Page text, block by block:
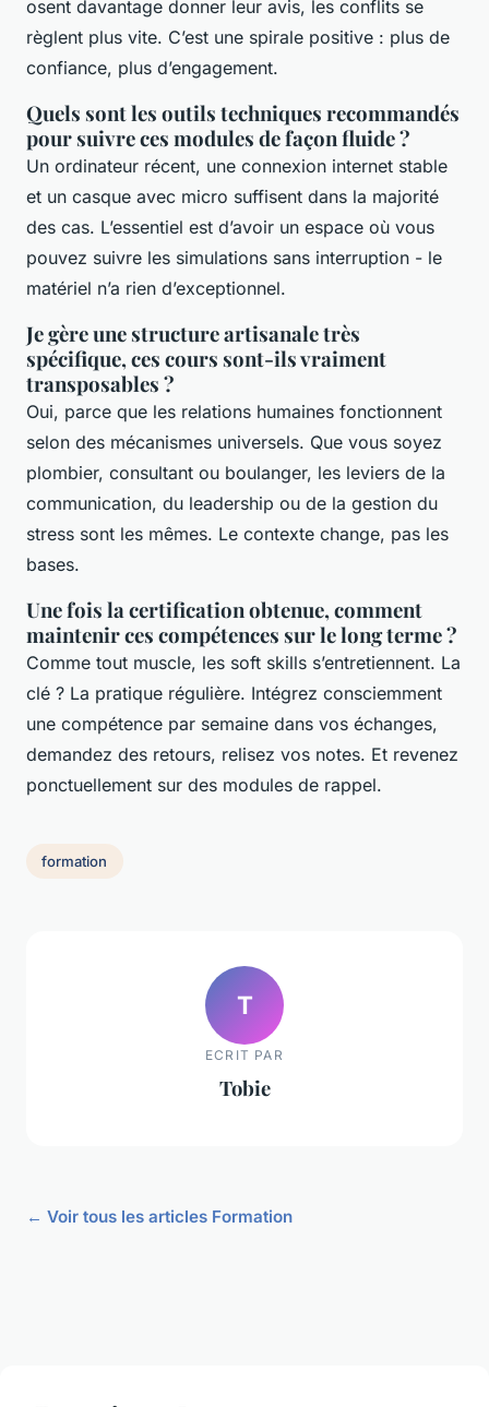
osent davantage donner leur avis, les conflits se
règlent plus vite. C’est une spirale positive : plus de
confiance, plus d’engagement.
Quels sont les outils techniques recommandés
pour suivre ces modules de façon fluide ?
Un ordinateur récent, une connexion internet stable
et un casque avec micro suffisent dans la majorité
des cas. L’essentiel est d’avoir un espace où vous
pouvez suivre les simulations sans interruption - le
matériel n’a rien d’exceptionnel.
Je gère une structure artisanale très
spécifique, ces cours sont-ils vraiment
transposables ?
Oui, parce que les relations humaines fonctionnent
selon des mécanismes universels. Que vous soyez
plombier, consultant ou boulanger, les leviers de la
communication, du leadership ou de la gestion du
stress sont les mêmes. Le contexte change, pas les
bases.
Une fois la certification obtenue, comment
maintenir ces compétences sur le long terme ?
Comme tout muscle, les soft skills s’entretiennent. La
clé ? La pratique régulière. Intégrez consciemment
une compétence par semaine dans vos échanges,
demandez des retours, relisez vos notes. Et revenez
ponctuellement sur des modules de rappel.
formation
T
ECRIT PAR
Tobie
← Voir tous les articles Formation